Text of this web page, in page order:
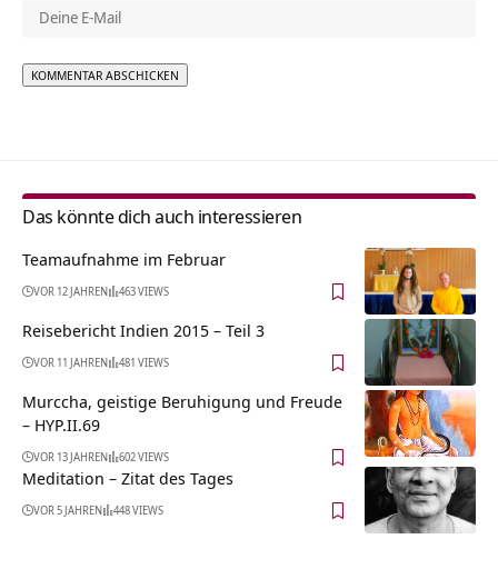
Das könnte dich auch interessieren
Teamaufnahme im Februar
VOR 12 JAHREN 463 VIEWS
Reisebericht Indien 2015 – Teil 3
VOR 11 JAHREN 481 VIEWS
Murccha, geistige Beruhigung und Freude
– HYP.II.69
VOR 13 JAHREN 602 VIEWS
Meditation – Zitat des Tages
VOR 5 JAHREN 448 VIEWS